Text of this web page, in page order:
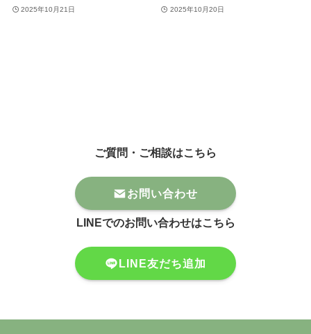
2025年10月21日 2025年10月20日
ご質問・ご相談はこちら
お問い合わせ
LINEでのお問い合わせはこちら
LINE友だち追加